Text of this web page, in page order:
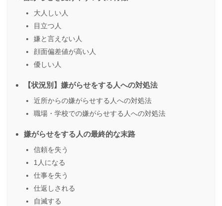
大人しい人
目立つ人
嫌と言えない人
顔面偏差値が高い人
優しい人
【状況別】嫌がらせをする人への対処法
近所からの嫌がらせする人への対処法
職場・学校での嫌がらせする人への対処法
嫌がらせをする人の最終的な末路
信頼を失う
1人になる
仕事を失う
仕返しされる
自滅する